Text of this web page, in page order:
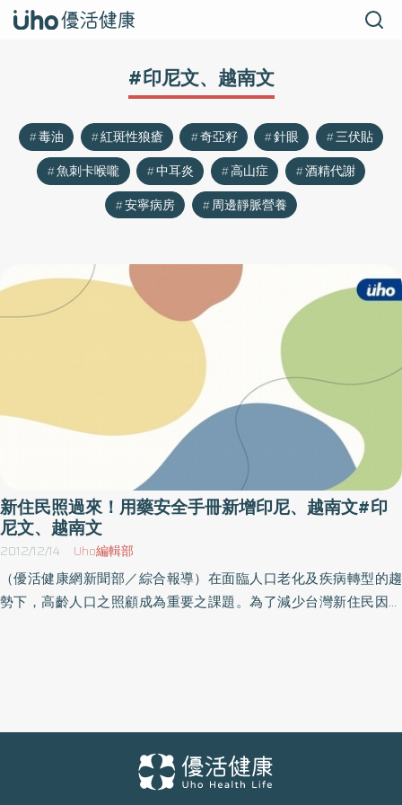
#印尼文、越南文
毒油 紅斑性狼瘡 奇亞籽 針眼
三伏貼
魚刺卡喉嚨
中耳炎 高山症
酒精代謝
安寧病房
周邊靜脈營養
新住民照過來！用藥安全手冊新增印尼、越南文#印
尼文、越南文
2012/12/14 Uho編輯部
（優活健康網新聞部／綜合報導）在面臨人口老化及疾病轉型的趨
勢下，高齡人口之照顧成為重要之課題。為了減少台灣新住民因經
紹、不同族群之用藥簡易知識、以及常見慢性病之疾病簡介。透過
較為淺顯易懂之詞語闡述說明，讓新住民可以隨時翻閱，除了建立